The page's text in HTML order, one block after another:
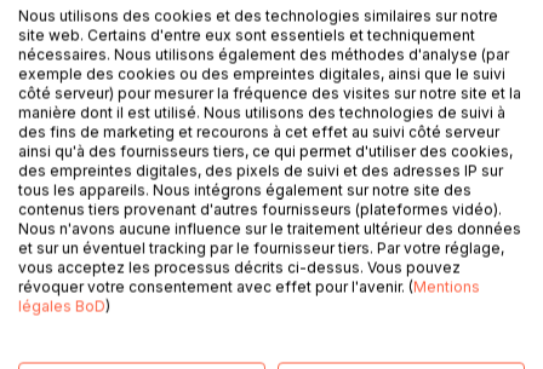
DESCRIPTION
Gunilla Lundberg, la très influente dirigeante de son
imposant groupe suédois de médias, défraie la chronique :
elle n'est pas réapparue depuis son escapade en bateau,
accompagnée de son amant du moment, dans l'Archipel au
Nous utilisons des cookies et des technologies similaires sur notre
site web. Certains d'entre eux sont essentiels et techniquement
nécessaires. Nous utilisons également des méthodes d'analyse (par
exemple des cookies ou des empreintes digitales, ainsi que le suivi
côté serveur) pour mesurer la fréquence des visites sur notre site et la
manière dont il est utilisé. Nous utilisons des technologies de suivi à
des fins de marketing et recourons à cet effet au suivi côté serveur
ainsi qu'à des fournisseurs tiers, ce qui permet d'utiliser des cookies,
des empreintes digitales, des pixels de suivi et des adresses IP sur
tous les appareils. Nous intégrons également sur notre site des
contenus tiers provenant d'autres fournisseurs (plateformes vidéo).
Nous n'avons aucune influence sur le traitement ultérieur des données
et sur un éventuel tracking par le fournisseur tiers. Par votre réglage,
vous acceptez les processus décrits ci-dessus. Vous pouvez
révoquer votre consentement avec effet pour l'avenir. (Mentions
légales BoD)